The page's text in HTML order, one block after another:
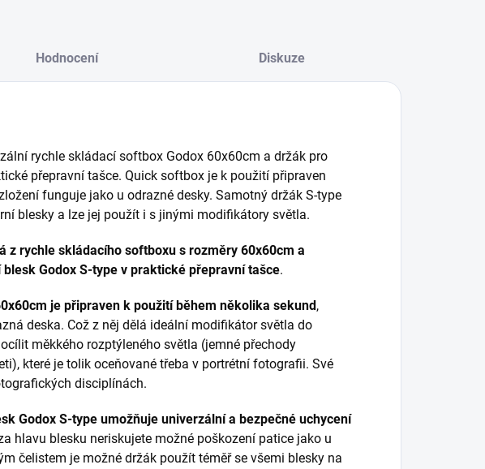
Hodnocení Diskuze
rychle skládací softbox Godox 60x60cm a držák pro
přepravní tašce. Quick softbox je k použití připraven
funguje jako u odrazné desky. Samotný držák S-type
blesky a lze jej použít i s jinými modifikátory světla.
z rychle skládacího softboxu s rozměry 60x60cm a
Godox S-type v praktické přepravní tašce.
je připraven k použití během několika sekund,
deska. Což z něj dělá ideální modifikátor světla do
měkkého rozptýleného světla (jemné přechody
které je tolik oceňované třeba v portrétní fotografii. Své
disciplínách.
Godox S-type umožňuje univerzální a bezpečné uchycení
hlavu blesku neriskujete možné poškození patice jako u
čelistem je možné držák použít téměř se všemi blesky na